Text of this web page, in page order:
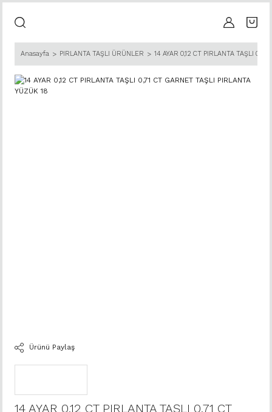
Anasayfa PIRLANTA TAŞLI ÜRÜNLER 14 AYAR 0,12 CT PIRLANTA TAŞLI
Ürünü Paylaş
14 AYAR 0,12 CT PIRLANTA TAŞLI 0,71 CT